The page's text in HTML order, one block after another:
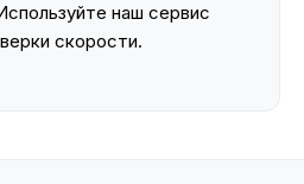
наш сервис
скорости.